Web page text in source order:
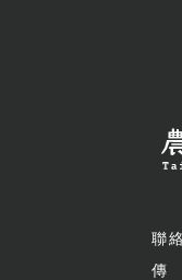
聯